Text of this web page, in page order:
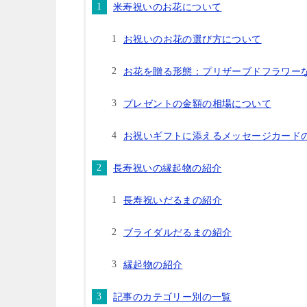
米寿祝いのお花について
お祝いのお花の選び方について
お花を贈る形態：プリザーブドフラワー
プレゼントの金額の相場について
お祝いギフトに添えるメッセージカード
長寿祝いの縁起物の紹介
長寿祝いだるまの紹介
ブライダルだるまの紹介
縁起物の紹介
記事のカテゴリー別の一覧